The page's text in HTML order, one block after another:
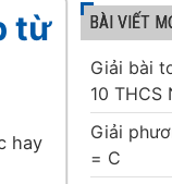
từ
hay
BÀI VIẾT
Giải bài
10 THCS
Giải
= C